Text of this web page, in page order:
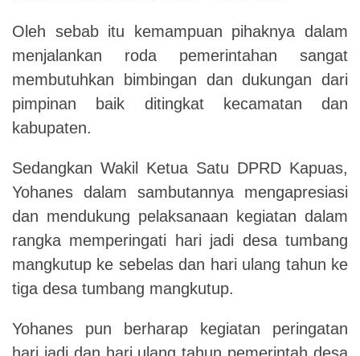
Oleh sebab itu kemampuan pihaknya dalam
menjalankan roda pemerintahan sangat
membutuhkan bimbingan dan dukungan dari
pimpinan baik ditingkat kecamatan dan
kabupaten.
Sedangkan Wakil Ketua Satu DPRD Kapuas,
Yohanes dalam sambutannya mengapresiasi
dan mendukung pelaksanaan kegiatan dalam
rangka memperingati hari jadi desa tumbang
mangkutup ke sebelas dan hari ulang tahun ke
tiga desa tumbang mangkutup.
Yohanes pun berharap kegiatan peringatan